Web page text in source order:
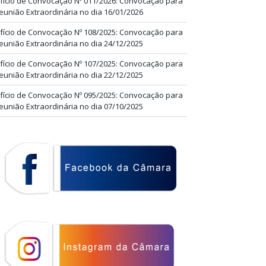
Extraordinária no dia 16/01/2026
de Convocação Nº 108/2025: Convocação para
Extraordinária no dia 24/12/2025
de Convocação Nº 107/2025: Convocação para
Extraordinária no dia 22/12/2025
de Convocação Nº 095/2025: Convocação para
Extraordinária no dia 07/10/2025